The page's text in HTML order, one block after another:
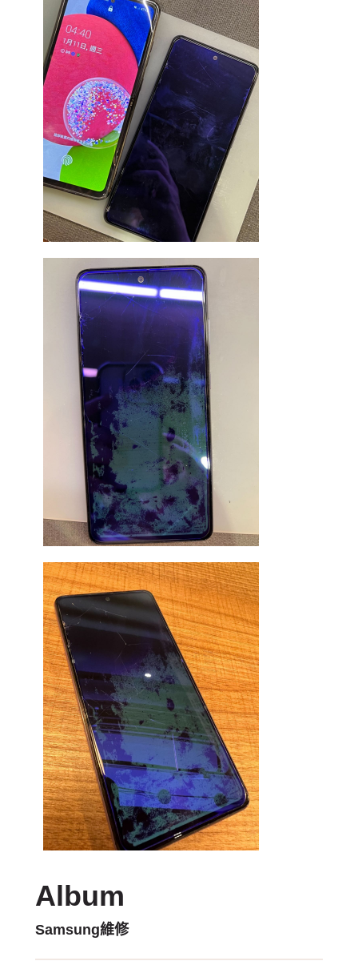
Album
Samsung維修